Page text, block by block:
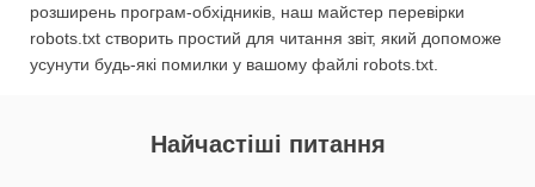
розширень програм-обхідників, наш майстер перевірки
robots.txt створить простий для читання звіт, який допоможе
усунути будь-які помилки у вашому файлі robots.txt.
Найчастіші питання